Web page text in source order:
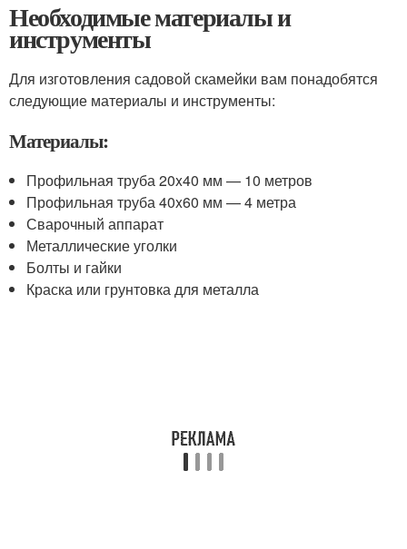
Необходимые материалы и
инструменты
Для изготовления садовой скамейки вам понадобятся
следующие материалы и инструменты:
Материалы:
Профильная труба 20x40 мм — 10 метров
Профильная труба 40x60 мм — 4 метра
Сварочный аппарат
Металлические уголки
Болты и гайки
Краска или грунтовка для металла